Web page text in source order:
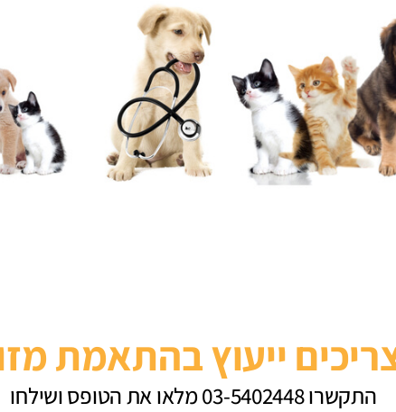
ייעוץ בהתאמת
התקשרו 03-5402448 מלאו את הטופס ושילחו